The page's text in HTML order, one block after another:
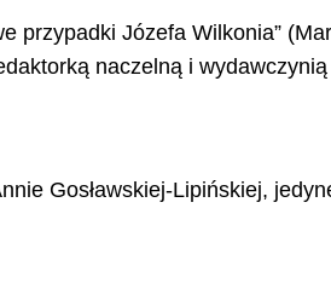
Józefa Wilkonia”
naczelną i wydawczynią
Gosławskiej-Lipińskiej,